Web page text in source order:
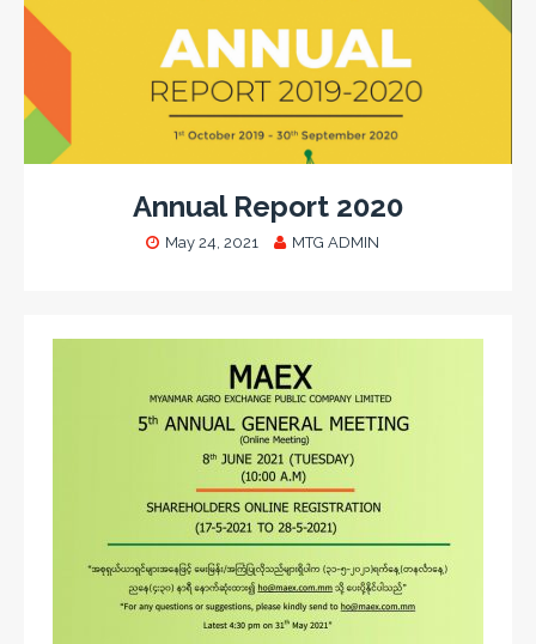
Annual Report 2020
May 24, 2021 MTG ADMIN